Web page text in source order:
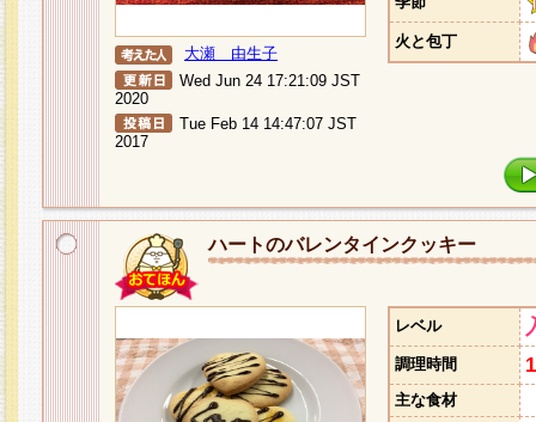
大瀬 由生子
Wed Jun 24 17:21:09 JST
2020
Tue Feb 14 14:47:07 JST
2017
火と包丁
ハートのバレンタインクッキー
レベル
調理時間
主な食材